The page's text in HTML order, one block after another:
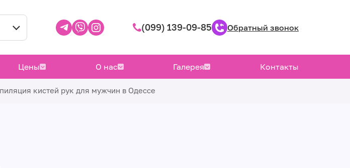
(099) 139-09-85 Обратный звонок
Цены О нас Галерея Контакты
кистей рук для мужчин в Одессе